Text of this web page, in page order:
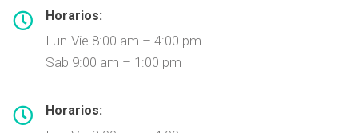
Horarios:
Lun-Vie 8:00 am – 4:00 pm
Sab 9:00 am – 1:00 pm
Horarios: